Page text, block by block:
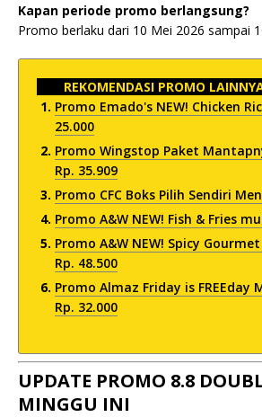
Kapan periode promo berlangsung?
Promo berlaku dari 10 Mei 2026 sampai
REKOMENDASI PROMO
Promo Emado's NEW! Chicken
25.000
Promo Wingstop Paket
Rp. 35.909
Promo CFC Boks Pilih Sendiri
Promo A&W NEW! Fish & Fries
Promo A&W NEW! Spicy
Rp. 48.500
Promo Almaz Friday is FREEday
Rp. 32.000
UPDATE PROMO 8.8
MINGGU INI